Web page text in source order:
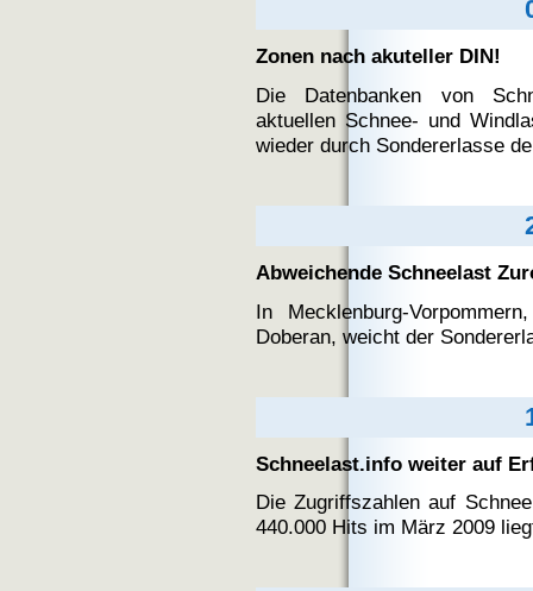
Zonen nach akuteller DIN!
Die Datenbanken von
aktuellen Schnee- und
wieder durch Sondererlasse
Abweichende Schneelast
In Mecklenburg-
Doberan, weicht der
Schneelast.info weiter auf
Die Zugriffszahlen auf
440.000 Hits im März 2009